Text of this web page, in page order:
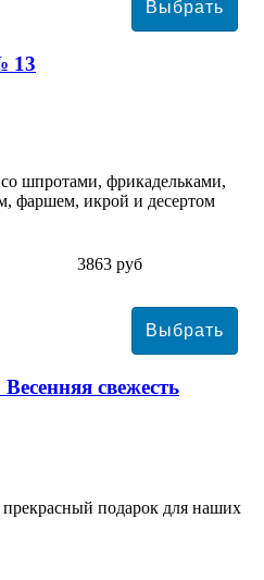
13
шпротами, фрикадельками,
фаршем, икрой и десертом
3863 руб
свежесть
подарок для наших